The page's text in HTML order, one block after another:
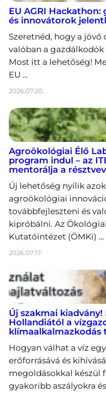
EU AGRI
és innovátorok
Szeretnéd, hogy a
valóban a
Most itt a lehetőség!
EU …
2026.07.20.
Agroökológiai Élő
program indul – az
mentorálja a
Új lehetőség nyílik
agroökológiai
továbbfejleszteni és
kipróbálni. Az
Kutatóintézet (ÖMKi) …
2026.07.17.
Új szakmai
Hollandiától a
klímaalkalmazkodás
Hogyan válhat a víz
erőforrásává és
megoldásokkal készül
gyakoribb aszályokra